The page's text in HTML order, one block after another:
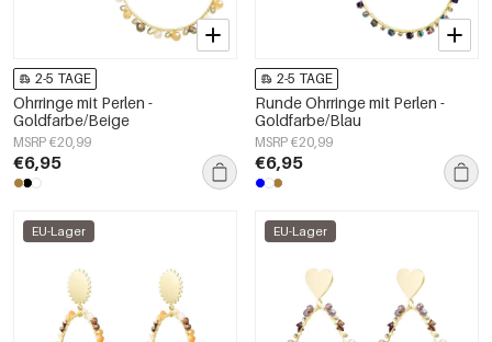
2-5 TAGE
Ohrringe mit Perlen -
Goldfarbe/Beige
MSRP €20,99
€6,95
2-5 TAGE
Runde Ohrringe mit Perlen -
Goldfarbe/Blau
MSRP €20,99
€6,95
EU-Lager EU-Lager